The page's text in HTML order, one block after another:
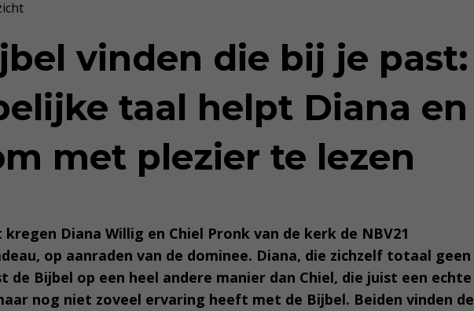
vinden die bij je past:
taal helpt Diana en
met plezier te lezen
Diana Willig en Chiel Pronk van de kerk de NBV21
op aanraden van de dominee. Diana, die zichzelf totaal geen
de Bijbel op een heel andere manier dan Chiel, die juist een echte
nog niet zoveel ervaring heeft met de Bijbel. Beiden vinden de